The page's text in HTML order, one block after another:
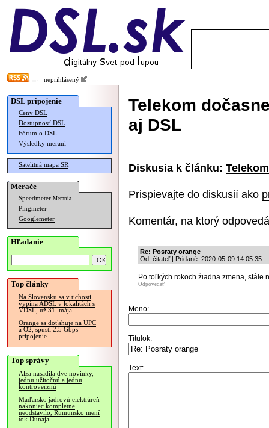
neprihlásený
DSL pripojenie
Ceny DSL
Dostupnosť DSL
Fórum o DSL
Výsledky meraní
Satelitná mapa SR
Merače
Speedmeter Merania
Pingmeter
Googlemeter
Hľadanie
Top články
Na Slovensku sa v tichosti
vypína ADSL v lokalitách s
VDSL, už 31. mája
Orange sa doťahuje na UPC
a O2, spustí 2.5 Gbps
pripojenie
Top správy
Alza nasadila dve novinky,
jednu užitočnú a jednu
kontroverznú
Maďarsko jadrovú elektráreň
nakoniec kompletne
neodstavilo, Rumunsko mení
tok Dunaja
Telekom
aj DSL
Diskusia k článku:
Prispievajte do diskusií ako
Komentár, na ktorý
Re: Posraty orange
Od: čitateľ | Pridané: 2020-05-09 14:05:35
Po toľkých rokoch žiadna zmena, stále
Odpovedať
Meno:
Titulok:
Text: